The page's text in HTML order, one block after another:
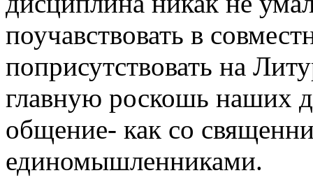
поучавствовать в
поприсутствовать на
главную роскошь наших
общение- как со
единомышленниками.